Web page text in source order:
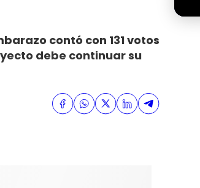
contó con 131 votos
debe continuar su